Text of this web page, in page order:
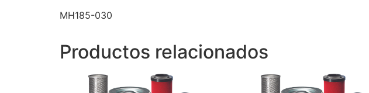
MH185-030
Productos relacionados